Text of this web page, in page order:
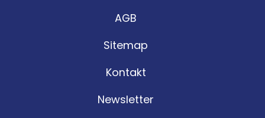
AGB
Sitemap
Kontakt
Newsletter